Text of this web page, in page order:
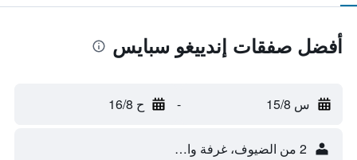
أفضل صفقات إندييغو سبايس
س 15/8 - ح 16/8
2 من الضيوف، غرفة واحدة